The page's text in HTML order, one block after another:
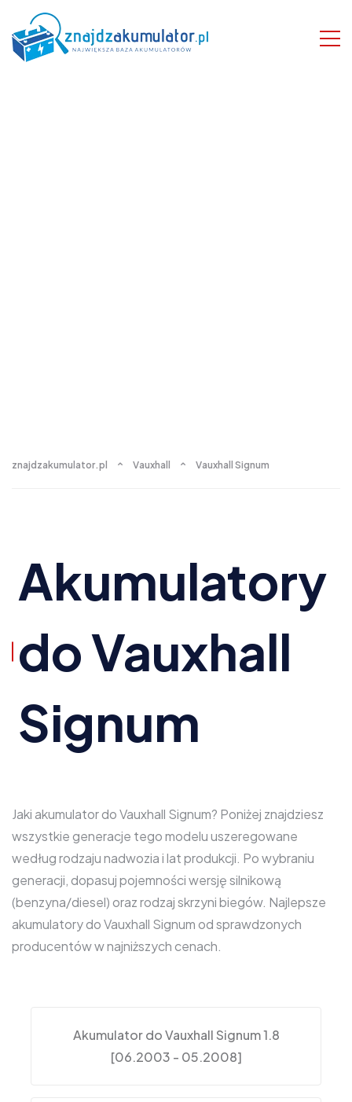
znajdzakumulator.pl Vauxhall Vauxhall Signum
Akumulatory
do Vauxhall
Signum
Jaki akumulator do Vauxhall Signum? Poniżej znajdziesz
wszystkie generacje tego modelu uszeregowane
według rodzaju nadwozia i lat produkcji. Po wybraniu
generacji, dopasuj pojemności wersję silnikową
(benzyna/diesel) oraz rodzaj skrzyni biegów. Najlepsze
akumulatory do Vauxhall Signum od sprawdzonych
producentów w najniższych cenach.
Akumulator do Vauxhall Signum 1.8
[06.2003 - 05.2008]